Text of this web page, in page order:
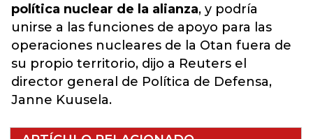
política nuclear de la alianza, y podría
unirse a las funciones de apoyo para las
operaciones nucleares de la Otan fuera de
su propio territorio, dijo a Reuters el
director general de Política de Defensa,
Janne Kuusela.